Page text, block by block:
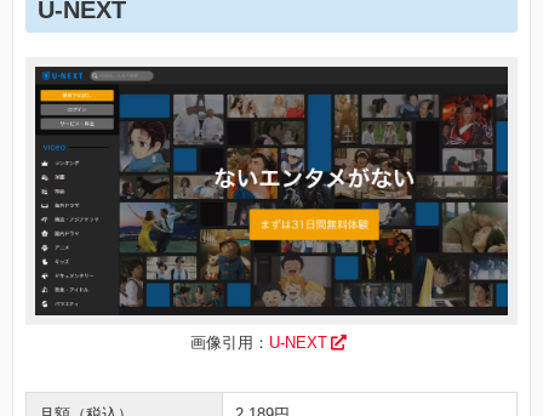
U-NEXT
画像引用： U-NEXT